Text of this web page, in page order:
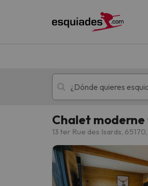
Esquí
Chalet
13 ter Rue des Isards,